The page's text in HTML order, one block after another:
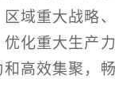
域重大战略、
化重大生产力
高效集聚，畅